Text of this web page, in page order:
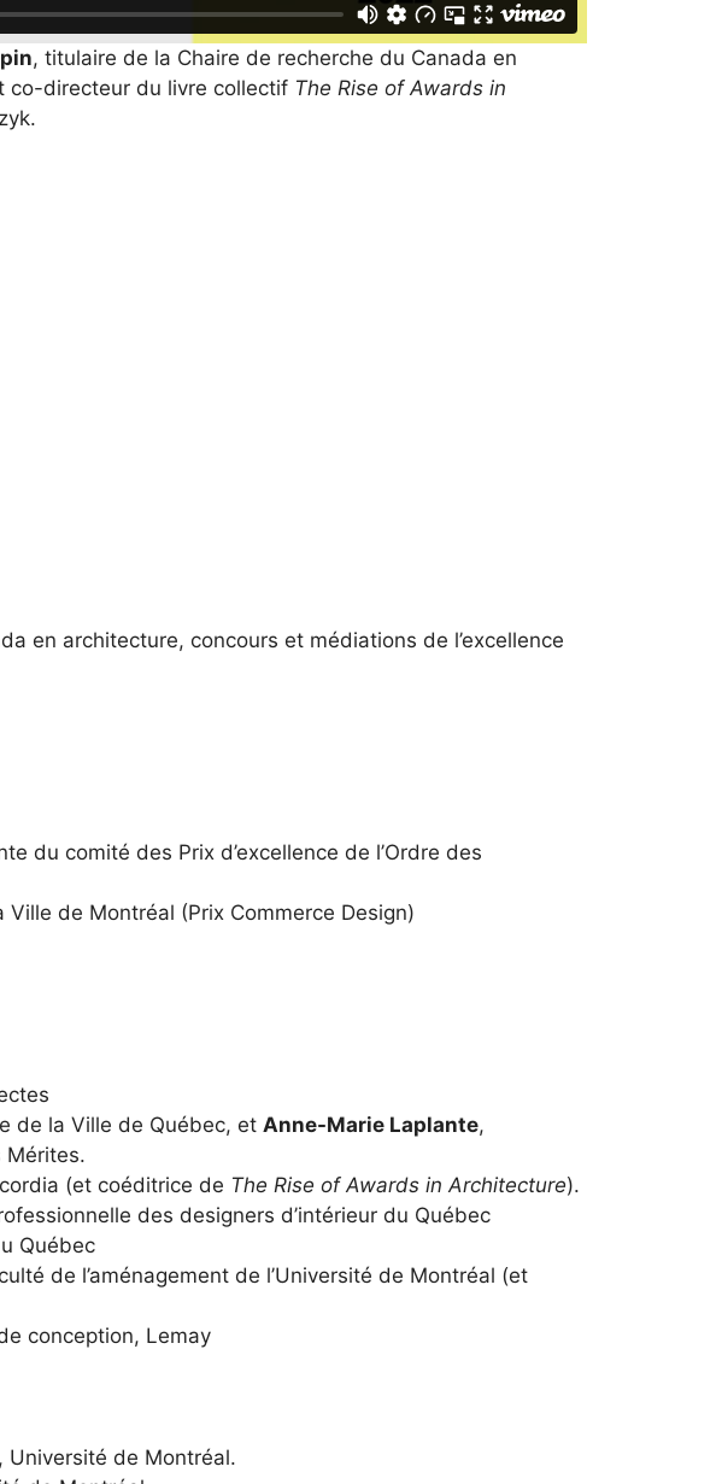
, titulaire de la Chaire de recherche du Canada en
co-directeur du livre collectif The Rise of Awards in
en architecture, concours et médiations de l’excellence
du comité des Prix d’excellence de l’Ordre des
Ville de Montréal (Prix Commerce Design)
de la Ville de Québec, et Anne-Marie Laplante,
Mérites.
(et coéditrice de The Rise of Awards in Architecture).
des designers d’intérieur du Québec
Québec
de l’aménagement de l’Université de Montréal (et
conception, Lemay
Université de Montréal.